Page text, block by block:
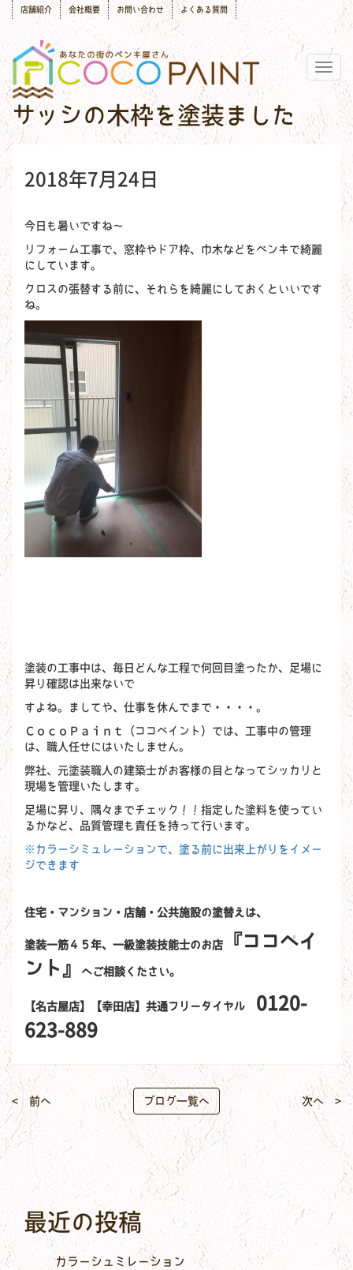
店舗紹介 会社概要 お問い合わせ よくある質問
サッシの木枠を塗装ました
2018年7月24日
今日も暑いですね～
リフォーム工事で、窓枠やドア枠、巾木などをペンキで綺麗
にしています。
クロスの張替する前に、それらを綺麗にしておくといいです
ね。
塗装の工事中は、毎日どんな工程で何回目塗ったか、足場に
昇り確認は出来ないで
すよね。ましてや、仕事を休んでまで・・・・。
ＣｏｃｏＰａｉｎｔ（ココペイント）では、工事中の管理
は、職人任せにはいたしません。
弊社、元塗装職人の建築士がお客様の目となってシッカリと
現場を管理いたします。
足場に昇り、隅々までチェック！！指定した塗料を使ってい
るかなど、品質管理も責任を持って行います。
※カラーシミュレーションで、塗る前に出来上がりをイメー
ジできます
住宅・マンション・店舗・公共施設の塗替えは、
塗装一筋４５年、一級塗装技能士のお店
『ココペイ
ント』
へご相談ください。
【名古屋店】【幸田店】共通フリーダイヤル 0120-
623-889
< 前へ ブログ一覧へ 次へ >
最近の投稿
カラーシュミレーション